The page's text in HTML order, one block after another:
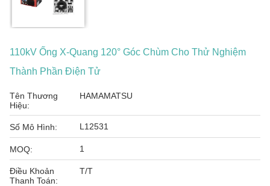
110kV Ống X-Quang 120° Góc Chùm Cho Thử Nghiệm
Thành Phần Điện Tử
Tên Thương
Hiệu:
HAMAMATSU
Số Mô Hình: L12531
MOQ: 1
Điều Khoản
Thanh Toán:
T/T